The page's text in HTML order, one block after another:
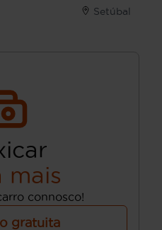
Setúbal
mais
connosco!
gratuita